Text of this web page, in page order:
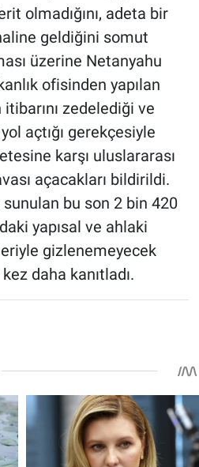
olmadığını, adeta bir
geldiğini somut
üzerine Netanyahu
ofisinden yapılan
zedelediği ve
açtığı gerekçesiyle
karşı uluslararası
açacakları bildirildi.
bu son 2 bin 420
yapısal ve ahlaki
gizlenemeyecek
daha kanıtladı.